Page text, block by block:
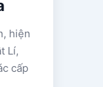
hiện
Lí,
cấp